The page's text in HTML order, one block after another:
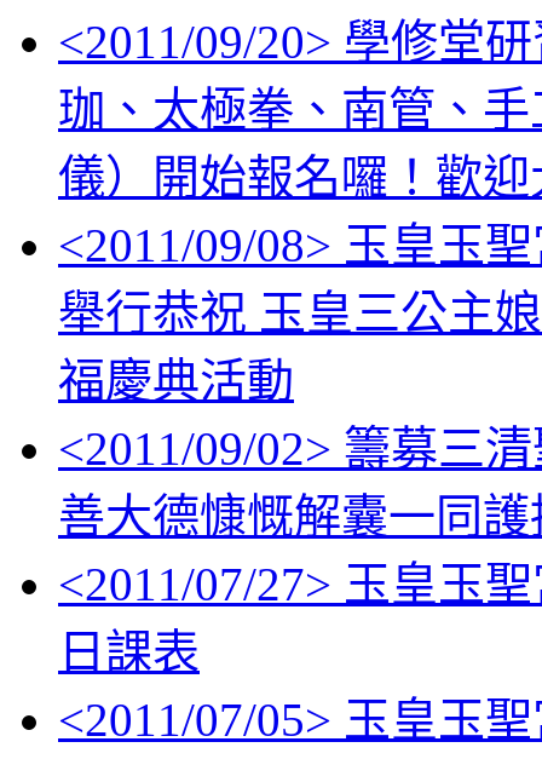
<2011/09/20> 學修堂
珈、太極拳、南管、
儀）開始報名囉！歡
<2011/09/08> 玉皇玉
舉行恭祝 玉皇三公主
福慶典活動
<2011/09/02> 籌募三
善大德慷慨解囊一同護
<2011/07/27> 玉皇玉
日課表
<2011/07/05> 玉皇玉